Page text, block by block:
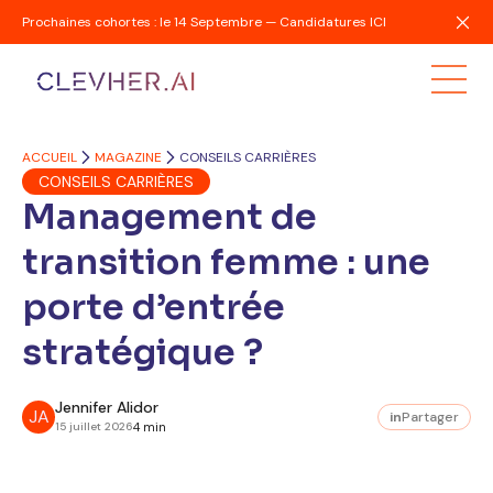
Prochaines cohortes : le 14 Septembre — Candidatures ICI
ACCUEIL MAGAZINE CONSEILS CARRIÈRES
CONSEILS CARRIÈRES
Management de
transition femme : une
porte d’entrée
stratégique ?
JA Jennifer Alidor
15 juillet 20264 min
inPartager